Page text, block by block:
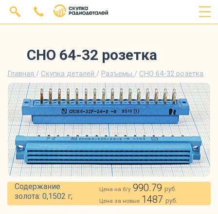
СНО 64-32 розетка
Главная / Скупка деталей / Разъемы / СНО 64-32 розетка
Содержание
золота: 0,1502 г;
Цена на б/у 990.79руб.
Цена за новые 1487руб.